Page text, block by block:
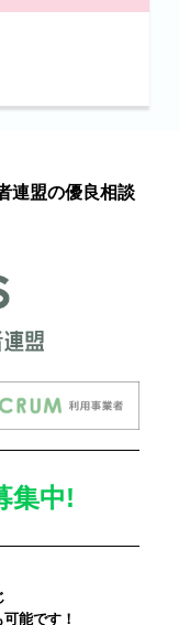
連盟の優良相談
集中!
能です！